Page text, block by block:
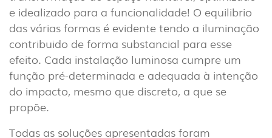
INFORMAÇÃO LEGAL
A EXPORLUX
NOTÍCIAS
CONTACTOS
DENÚNCIAS
e idealizado para a funcionalidade! O equilibrio
das várias formas é evidente tendo a iluminação
contribuido de forma substancial para esse
efeito. Cada instalação luminosa cumpre um
função pré-determinada e adequada à intenção
do impacto, mesmo que discreto, a que se
propõe.
Todas as soluções apresentadas foram